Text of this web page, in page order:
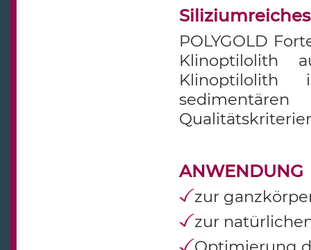
POLYGOLD
Klinoptilolith
Klinoptilolith
ANWENDUNG
zur
zur